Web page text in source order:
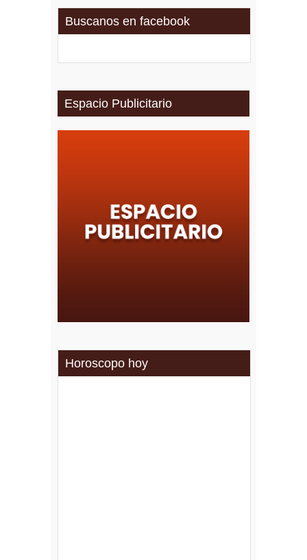
Buscanos en facebook
Espacio Publicitario
Horoscopo hoy